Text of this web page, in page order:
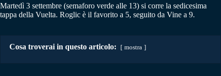
Martedì 3 settembre (semaforo verde alle 13) si corre la sedicesima
tappa della Vuelta. Roglic è il favorito a 5, seguito da Vine a 9.
Cosa troverai in questo articolo: mostra